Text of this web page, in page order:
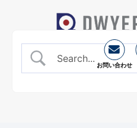
お問い合わせ